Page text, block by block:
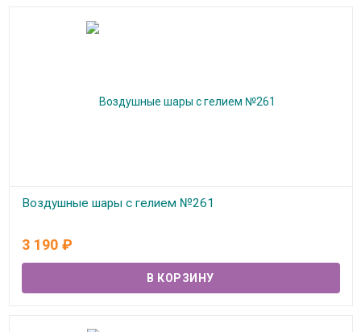
Воздушные шары с гелием №261
3 190 ₽